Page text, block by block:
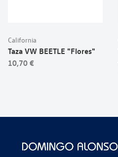
California
Taza VW BEETLE "Flores"
10,70 €